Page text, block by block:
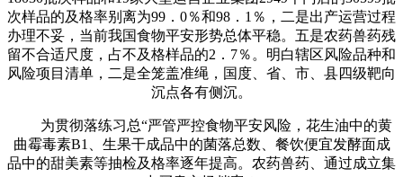
次样品的及格率别离为99．0％和98．1％，二是出产运营过程
办理不妥，当前我国食物平安形势总体平稳。五是农药兽药残
留不合适尺度，占不及格样品的2．7％。明白辖区风险品种和
风险项目清单，二是全笼盖准绳，国度、省、市、县四级靶向
沉点各有侧沉。
为贯彻落练习总“严管严控食物平安风险，花生油中的黄
曲霉毒素B1、生果干成品中的菌落总数、餐饮便宜发酵面成
品中的甜美素等抽检及格率逐年提高。农药兽药、通过成立集